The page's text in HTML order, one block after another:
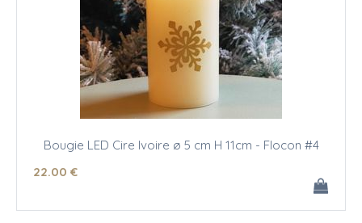
Bougie LED Cire Ivoire ø 5 cm H 11cm - Flocon #4
22.00 €